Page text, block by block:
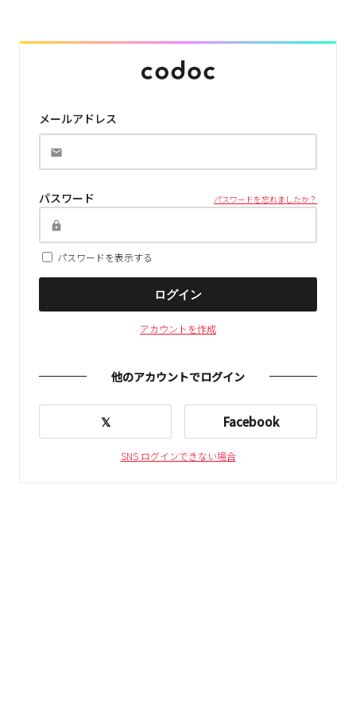
メールアドレス
パスワード パスワードを忘れましたか？
パスワードを表示する
ログイン
アカウントを作成
他のアカウントでログイン
𝕏 Facebook
SNS ログインできない場合